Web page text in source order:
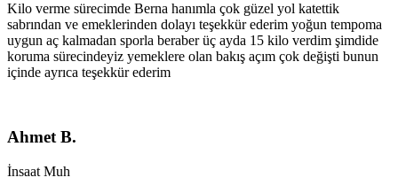
Kilo verme sürecimde Berna hanımla çok güzel yol katettik
sabrından ve emeklerinden dolayı teşekkür ederim yoğun tempoma
uygun aç kalmadan sporla beraber üç ayda 15 kilo verdim şimdide
koruma sürecindeyiz yemeklere olan bakış açım çok değişti bunun
içinde ayrıca teşekkür ederim
Ahmet B.
İnsaat Muh